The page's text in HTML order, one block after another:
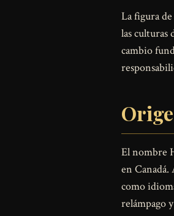
La figura
las culturas
cambio
El nombre
en
como
relámpago